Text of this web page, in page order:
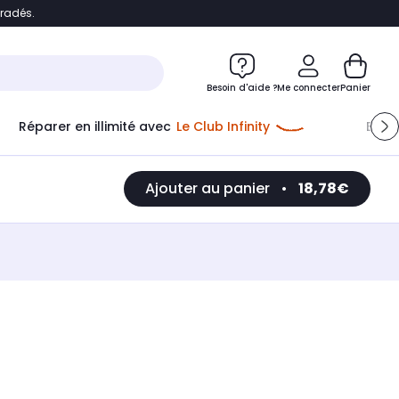
Accéder directement au chatbot
Besoin d'aide ?Me connecterPanier
Réparer en illimité avec Le Club Infinity
Ajouter au panier • 18,78€